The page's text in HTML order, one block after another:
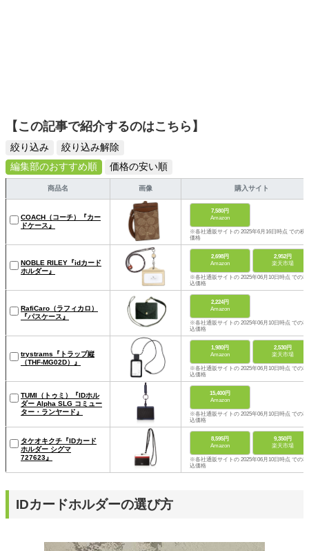
【この記事で紹介するのはこちら】
絞り込み
絞り込み解除
編集部のおすすめ順
価格の安い順
商品名 画像 購入サイト
COACH（コーチ）『カー
ドケース』
7,580円
Amazon
※各社通販サイトの 2025年6月16日時点 での税
価格
NOBLE RILEY『idカード
ホルダー』
2,698円
Amazon
2,952円
楽天市場
※各社通販サイトの 2025年06月10日時点 での税
込価格
RafiCaro（ラフィカロ）
『パスケース』
2,224円
Amazon
※各社通販サイトの 2025年06月10日時点 での税
込価格
trystrams『トラップ縦
（THF-MG02D）』
1,980円
Amazon
2,530円
楽天市場
※各社通販サイトの 2025年06月10日時点 での税
込価格
TUMI（トゥミ）『IDホル
ダー Alpha SLG コミュー
ター・ランヤード』
15,400円
Amazon
※各社通販サイトの 2025年06月10日時点 での税
込価格
タケオキクチ『IDカード
ホルダー シグマ
727623』
8,595円
Amazon
9,350円
楽天市場
※各社通販サイトの 2025年06月10日時点 での税
込価格
IDカードホルダーの選び方